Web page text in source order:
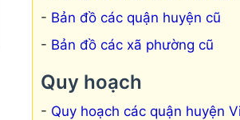
Bản đồ các quận huyện cũ
Bản đồ các xã phường cũ
Quy hoạch
Quy hoạch các quận huyện